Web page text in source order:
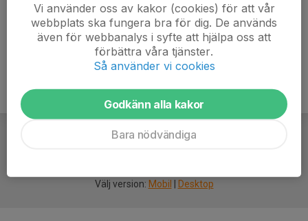
Välj version: Mobil Desktop
Vi använder oss av kakor (cookies) för att vår
webbplats ska fungera bra för dig. De används
även för webbanalys i syfte att hjälpa oss att
förbättra våra tjänster.
Så använder vi cookies
Godkänn alla kakor
Bara nödvändiga